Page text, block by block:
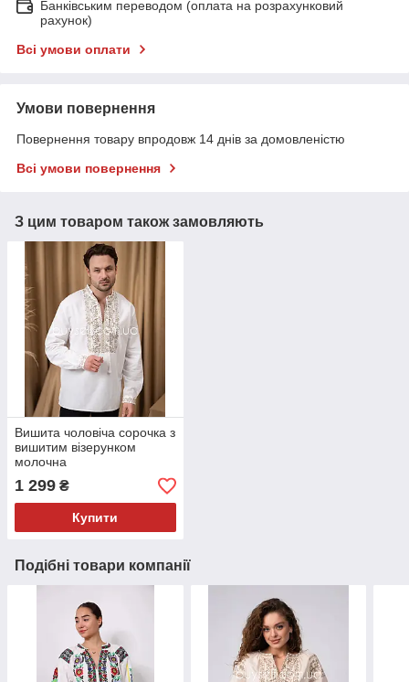
Банківським переводом (оплата на розрахунковий
рахунок)
Всі умови оплати
Умови повернення
Повернення товару впродовж 14 днів за домовленістю
Всі умови повернення
З цим товаром також замовляють
Вишита чоловіча сорочка з
вишитим візерунком
молочна
1 299 ₴
Купити
Подібні товари компанії